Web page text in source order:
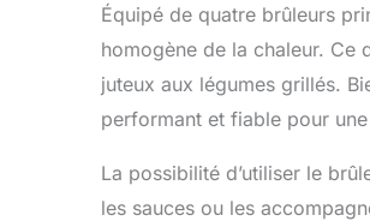
Équipé de quatre brûleurs
homogène de la chaleur. Ce
juteux aux légumes grillés.
performant et fiable pour
La possibilité d’utiliser le
les sauces ou les